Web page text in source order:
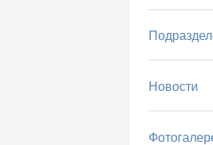
Новости